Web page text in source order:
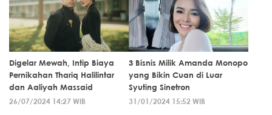
Digelar Mewah, Intip Biaya
Pernikahan Thariq Halilintar
dan Aaliyah Massaid
26/07/2024 14:27 WIB
3 Bisnis Milik Amanda Monopo
yang Bikin Cuan di Luar
Syuting Sinetron
31/01/2024 15:52 WIB